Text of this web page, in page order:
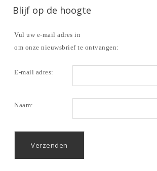
Blijf op de hoogte
Vul uw e-mail adres in
om onze nieuwsbrief te ontvangen:
E-mail adres:
Naam: